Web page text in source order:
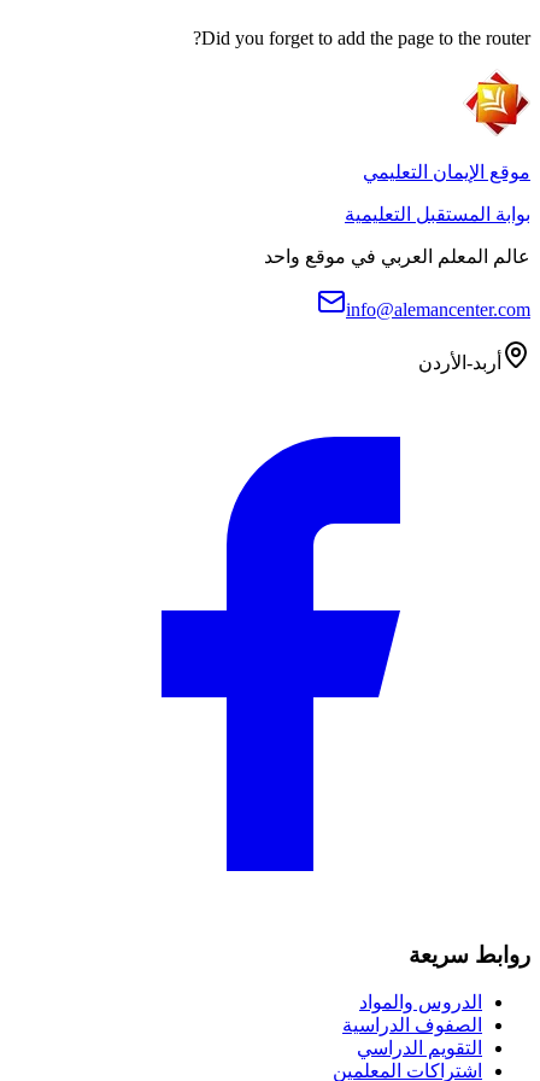
Did you forget to add the page to the router?
موقع الإيمان التعليمي
بوابة المستقبل التعليمية
عالم المعلم العربي في موقع واحد
info@alemancenter.com
أربد-الأردن
روابط سريعة
الدروس والمواد
الصفوف الدراسية
التقويم الدراسي
اشتراكات المعلمين